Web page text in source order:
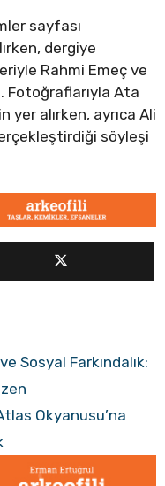
sayfası
dergiye
Rahmi Emeç ve
Fotoğraflarıyla Ata
yer alırken, ayrıca Ali
söyleşi
Sosyal Farkındalık:
Okyanusu’na